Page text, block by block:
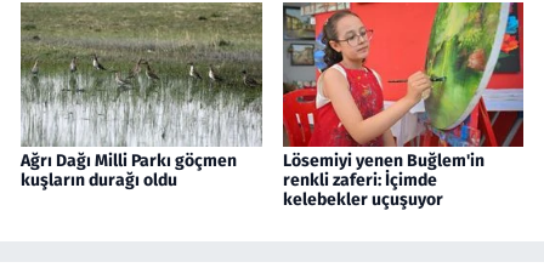
Ağrı Dağı Milli Parkı göçmen
kuşların durağı oldu
Lösemiyi yenen Buğlem'in
renkli zaferi: İçimde
kelebekler uçuşuyor